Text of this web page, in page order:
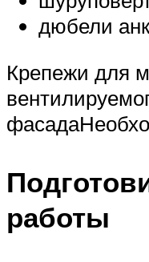
дюбели
Крепежи для
работы